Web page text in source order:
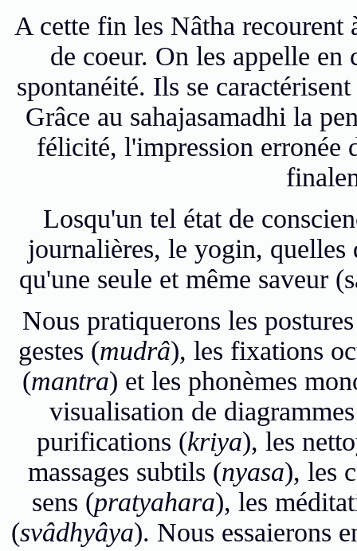
A cette fin les Nâtha
de coeur. On les appelle en
spontanéité. Ils se
Grâce au sahajasamadhi la
félicité, l'impression erronée
Losqu'un tel état de
journalières, le yogin, quelles
qu'une seule et même saveur
Nous pratiquerons les
gestes (mudrâ), les fixations
(mantra) et les phonèmes
visualisation de
purifications (kriya), les
massages subtils (nyasa), les
sens (pratyahara), les
(svâdhyâya). Nous essaierons